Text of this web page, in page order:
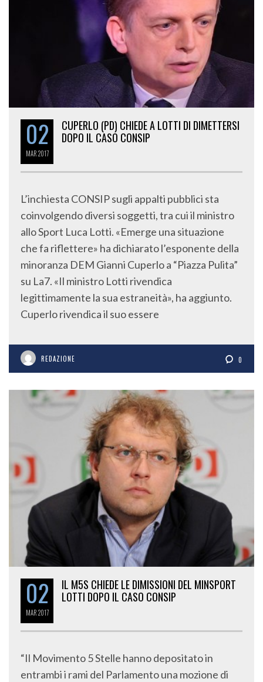
02
MAR2017
CUPERLO (PD) CHIEDE A LOTTI DI DIMETTERSI
DOPO IL CASO CONSIP
L’inchiesta CONSIP sugli appalti pubblici sta
coinvolgendo diversi soggetti, tra cui il ministro
allo Sport Luca Lotti. «Emerge una situazione
che fa riflettere» ha dichiarato l’esponente della
minoranza DEM Gianni Cuperlo a “Piazza Pulita”
su La7. «Il ministro Lotti rivendica
legittimamente la sua estraneità», ha aggiunto.
Cuperlo rivendica il suo essere
REDAZIONE 0
02
MAR2017
IL M5S CHIEDE LE DIMISSIONI DEL MINSPORT
LOTTI DOPO IL CASO CONSIP
“Il Movimento 5 Stelle hanno depositato in
entrambi i rami del Parlamento una mozione di